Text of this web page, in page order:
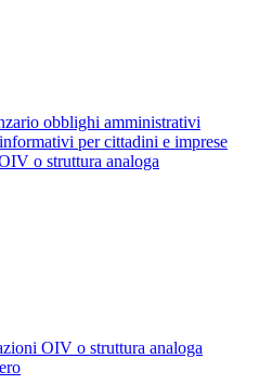
obblighi amministrativi
per cittadini e imprese
o struttura analoga
OIV o struttura analoga